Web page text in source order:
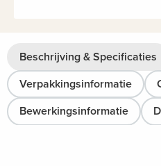
Beschrijving & Specificaties
Verpakkingsinformatie
Bewerkingsinformatie